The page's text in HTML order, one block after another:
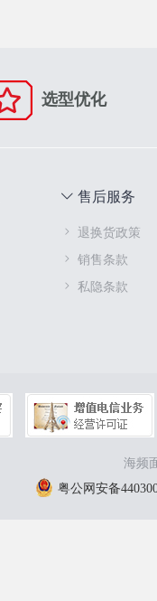
选型优化
售后服务
退换货政策
销售条款
私隐条款
海频
粤公网安备